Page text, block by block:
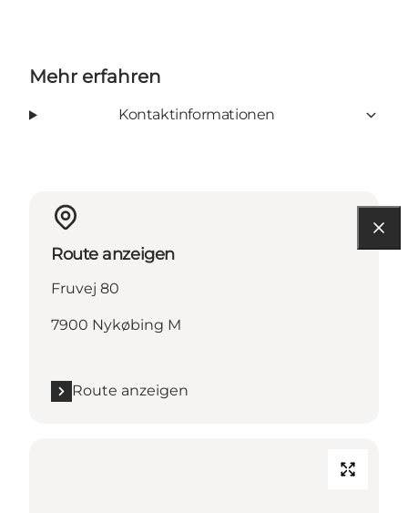
Mehr erfahren
Kontaktinformationen
Route anzeigen
Fruvej 80
7900 Nykøbing M
Route anzeigen